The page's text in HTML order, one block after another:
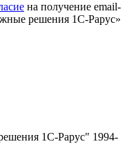
на получение email-
решения 1С-Рарус»
1С-Рарус" 1994-